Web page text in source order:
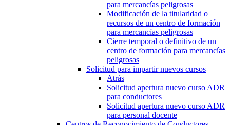
para mercancías peligrosas
Modificación de la titularidad o
recursos de un centro de formación
para mercancías peligrosas
Cierre temporal o definitivo de un
centro de formación para mercancías
peligrosas
Solicitud para impartir nuevos cursos
Atrás
Solicitud apertura nuevo curso ADR
para conductores
Solicitud apertura nuevo curso ADR
para personal docente